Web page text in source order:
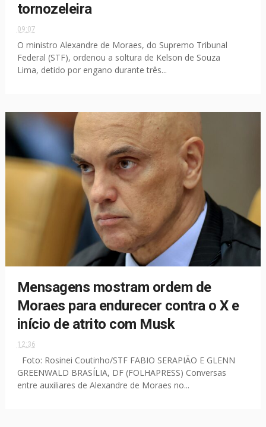
tornozeleira
09:07
O ministro Alexandre de Moraes, do Supremo Tribunal
Federal (STF), ordenou a soltura de Kelson de Souza
Lima, detido por engano durante três...
Mensagens mostram ordem de
Moraes para endurecer contra o X e
início de atrito com Musk
12:36
Foto: Rosinei Coutinho/STF FABIO SERAPIÃO E GLENN
GREENWALD BRASÍLIA, DF (FOLHAPRESS) Conversas
entre auxiliares de Alexandre de Moraes no...